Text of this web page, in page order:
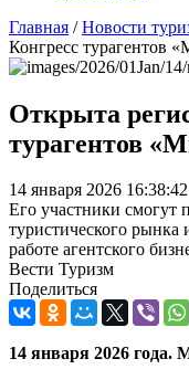
Главная /Новости
Конгресс турагентов
Открыта
турагентов
14 января 2026 16:38:42
Его участники смогут
туристического рынка
работе агентского
Вести Туризм
Поделиться
14 января 2026 года.